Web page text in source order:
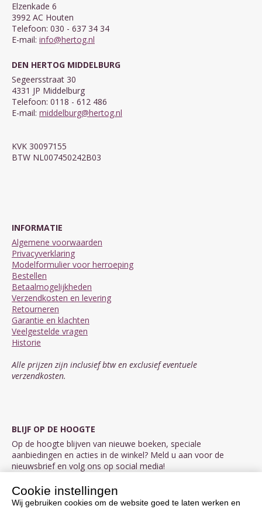
Elzenkade 6
3992 AC Houten
Telefoon: 030 - 637 34 34
E-mail: info@hertog.nl
DEN HERTOG MIDDELBURG
Segeersstraat 30
4331 JP Middelburg
Telefoon: 0118 - 612 486
E-mail: middelburg@hertog.nl
KVK 30097155
BTW NL007450242B03
INFORMATIE
Algemene voorwaarden
Privacyverklaring
Modelformulier voor herroeping
Bestellen
Betaalmogelijkheden
Verzendkosten en levering
Retourneren
Garantie en klachten
Veelgestelde vragen
Historie
Alle prijzen zijn inclusief btw en exclusief eventuele
verzendkosten.
BLIJF OP DE HOOGTE
Op de hoogte blijven van nieuwe boeken, speciale
aanbiedingen en acties in de winkel? Meld u aan voor de
nieuwsbrief en volg ons op social media!
Aanmelden nieuwsbrief
Cookie instellingen
Wij gebruiken cookies om de website goed te laten werken en